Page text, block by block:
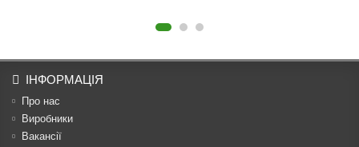
ІНФОРМАЦІЯ
Про нас
Виробники
Вакансії